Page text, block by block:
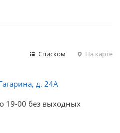
Списком На карте
д. 24А
19-00 без выходных